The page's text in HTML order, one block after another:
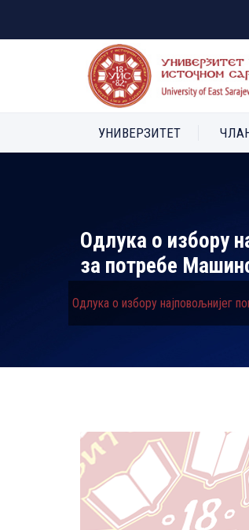
УНИВЕРЗИТЕТ
Одлука о избору
за потребе
Одлука о избору најповољнијег